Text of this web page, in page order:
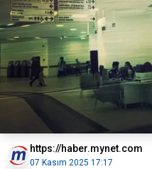
https://haber.mynet.com
07 Kasım 2025 17:17